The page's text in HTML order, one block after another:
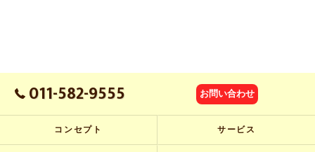
011-582-9555 お問い合わせ
コンセプト サービス